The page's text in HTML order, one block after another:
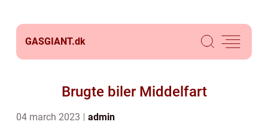
GASGIANT.dk
Brugte biler Middelfart
04 march 2023 admin